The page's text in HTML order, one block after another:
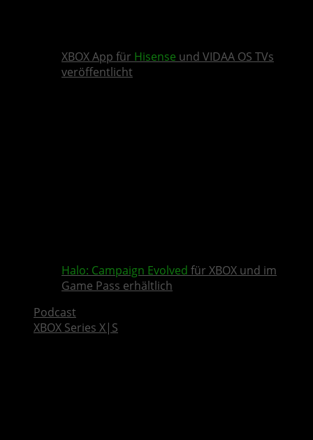
XBOX App für Hisense und VIDAA OS TVs
veröffentlicht
Halo: Campaign Evolved für XBOX und im
Game Pass erhältlich
Podcast
XBOX Series X|S